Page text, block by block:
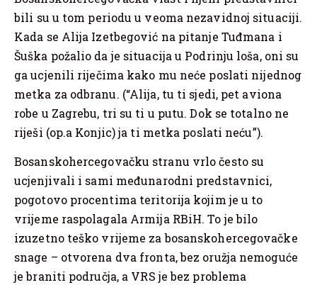
bili su u tom periodu u veoma nezavidnoj situaciji.
Kada se Alija Izetbegović na pitanje Tuđmana i
Šuška požalio da je situacija u Podrinju loša, oni su
ga ucjenili riječima kako mu neće poslati nijednog
metka za odbranu. (“Alija, tu ti sjedi, pet aviona
robe u Zagrebu, tri su ti u putu. Dok se totalno ne
riješi (op.a Konjic) ja ti metka poslati neću”).
Bosanskohercegovačku stranu vrlo često su
ucjenjivali i sami međunarodni predstavnici,
pogotovo procentima teritorija kojim je u to
vrijeme raspolagala Armija RBiH. To je bilo
izuzetno teško vrijeme za bosanskohercegovačke
snage – otvorena dva fronta, bez oružja nemoguće
je braniti područja, a VRS je bez problema